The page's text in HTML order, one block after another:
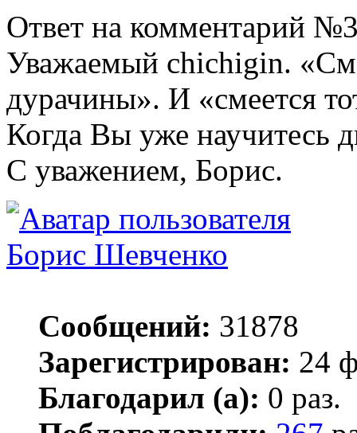
Ответ на комментарий
Уважаемый chichigin.
дурачины». И «смеется
Когда Вы уже научитесь
С уважением, Борис.
Борис Шевченко
Сообщений: 31878
Зарегистрирован: 24
Благодарил (а): 0 раз.